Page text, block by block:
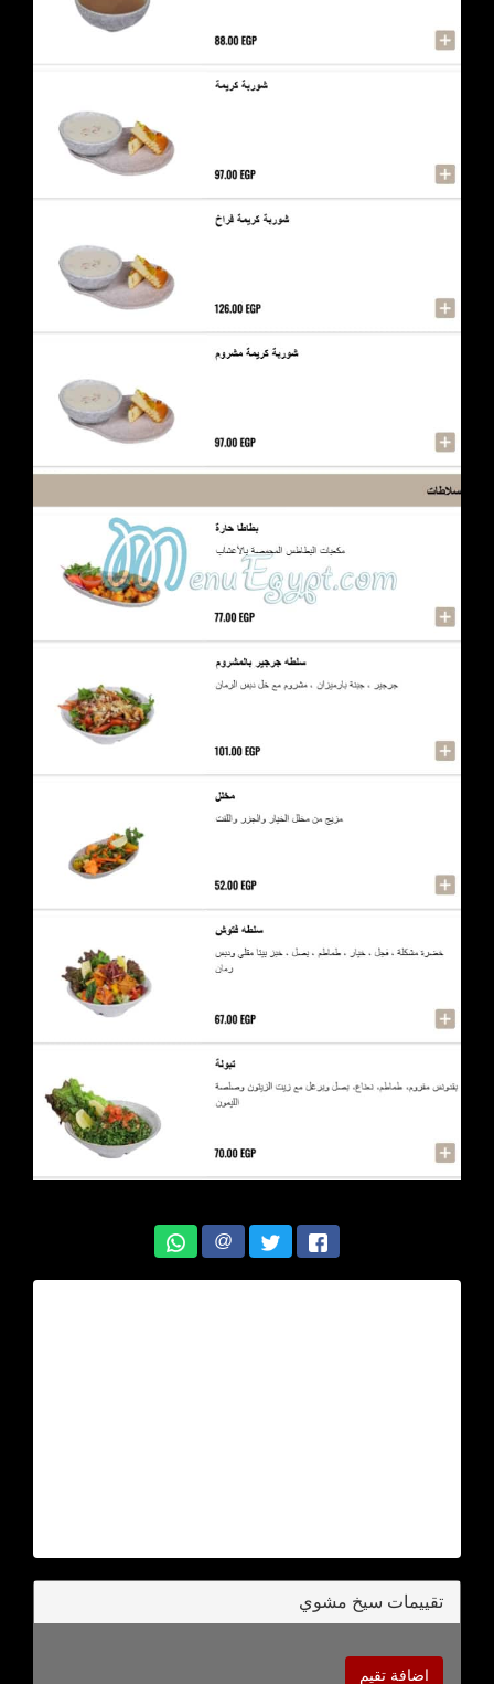
@
تقييمات سيخ مشوي
اضافة تقيم